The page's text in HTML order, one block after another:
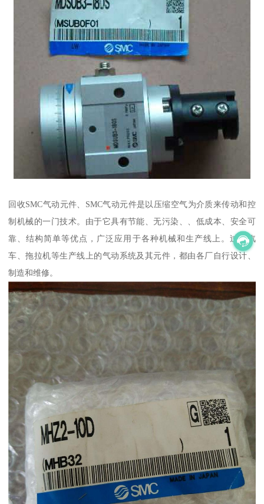
回收SMC气动元件、SMC气动元件是以压缩空气为介质来传动和控
制机械的一门技术。由于它具有节能、无污染、、低成本、安全可
靠、结构简单等优点，广泛应用于各种机械和生产线上。过去汽
车、拖拉机等生产线上的气动系统及其元件，都由各厂自行设计、
制造和维修。